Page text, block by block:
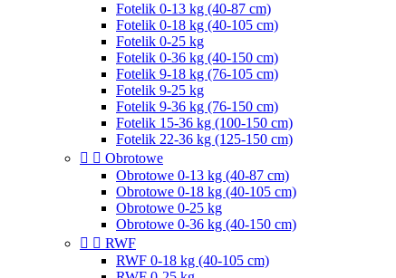
Fotelik 0-13 kg (40-87 cm)
Fotelik 0-18 kg (40-105 cm)
Fotelik 0-25 kg
Fotelik 0-36 kg (40-150 cm)
Fotelik 9-18 kg (76-105 cm)
Fotelik 9-25 kg
Fotelik 9-36 kg (76-150 cm)
Fotelik 15-36 kg (100-150 cm)
Fotelik 22-36 kg (125-150 cm)
  Obrotowe
Obrotowe 0-13 kg (40-87 cm)
Obrotowe 0-18 kg (40-105 cm)
Obrotowe 0-25 kg
Obrotowe 0-36 kg (40-150 cm)
  RWF
RWF 0-18 kg (40-105 cm)